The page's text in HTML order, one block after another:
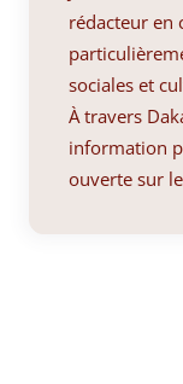
rédacteur en
sociales et
À travers
information
ouverte sur